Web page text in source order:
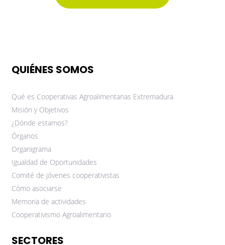
QUIÉNES SOMOS
Qué es Cooperativas Agroalimentarias Extremadura
Misión y Objetivos
¿Dónde estamos?
Órganos
Organigrama
Igualdad de Oportunidades
Comité de jóvenes cooperativistas
Cómo asociarse
Memoria de actividades
Cooperativismo Agroalimentario
SECTORES